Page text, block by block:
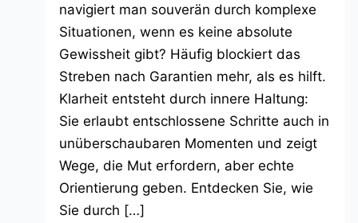
navigiert man souverän durch komplexe
Situationen, wenn es keine absolute
Gewissheit gibt? Häufig blockiert das
Streben nach Garantien mehr, als es hilft.
Klarheit entsteht durch innere Haltung:
Sie erlaubt entschlossene Schritte auch in
unüberschaubaren Momenten und zeigt
Wege, die Mut erfordern, aber echte
Orientierung geben. Entdecken Sie, wie
Sie durch […]